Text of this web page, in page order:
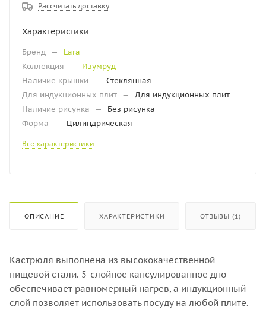
Рассчитать доставку
Характеристики
Бренд —
Lara
Коллекция
—
Изумруд
Наличие крышки
—
Стеклянная
Для индукционных плит —
Для индукционных плит
Наличие рисунка
—
Без рисунка
Форма
— Цилиндрическая
Все характеристики
ОПИСАНИЕ ХАРАКТЕРИСТИКИ ОТЗЫВЫ (1)
Кастрюля выполнена из высококачественной
пищевой стали. 5-слойное капсулированное дно
обеспечивает равномерный нагрев, а индукционный
слой позволяет использовать посуду на любой плите.